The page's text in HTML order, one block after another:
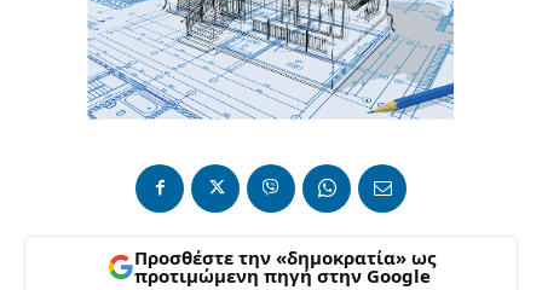
Προσθέστε την «δημοκρατία» ως
προτιμώμενη πηγή στην Google